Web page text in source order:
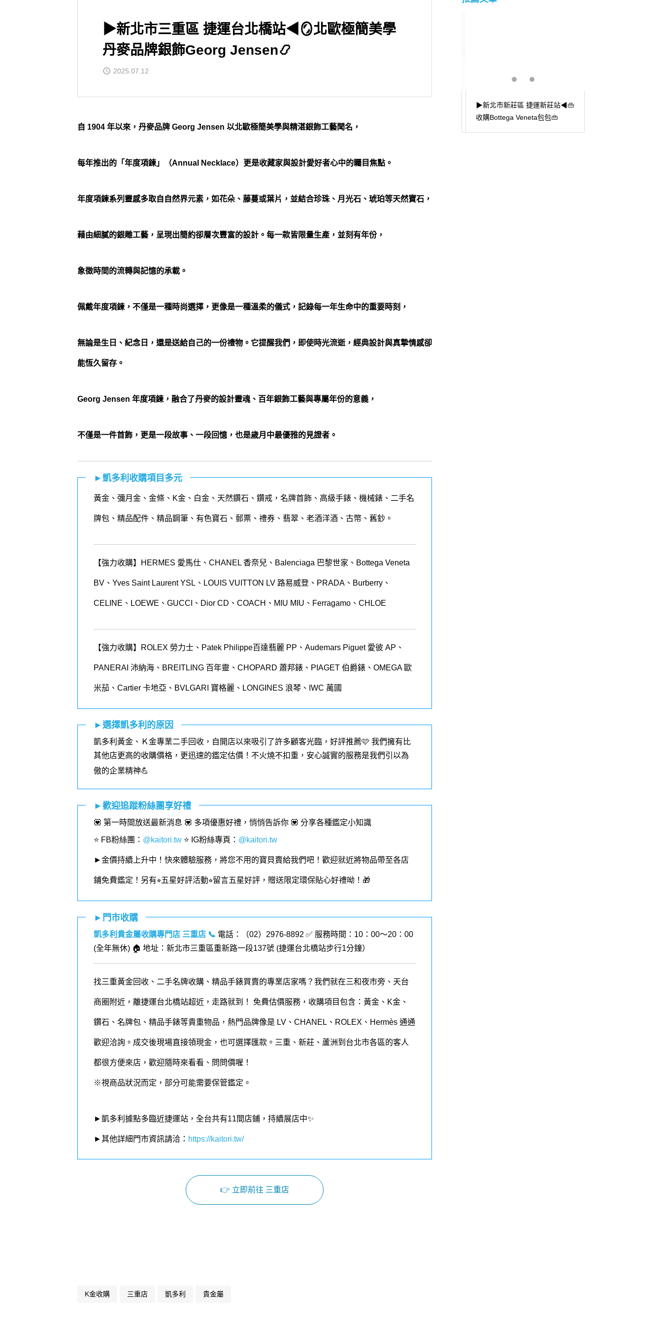
▶新北市三重區 捷運台北橋站◀🪞北歐極簡美學
丹麥品牌銀飾Georg Jensen📿
2025.07.12
自 1904 年以來，丹麥品牌 Georg Jensen 以北歐極簡美學與精湛銀飾工藝聞名，
每年推出的「年度項鍊」（Annual Necklace）更是收藏家與設計愛好者心中的矚目焦點。
年度項鍊系列靈感多取自自然界元素，如花朵、藤蔓或葉片，並結合珍珠、月光石、琥珀等天然寶石，
藉由細膩的銀雕工藝，呈現出簡約卻層次豐富的設計。每一款皆限量生產，並刻有年份，
象徵時間的流轉與記憶的承載。
佩戴年度項鍊，不僅是一種時尚選擇，更像是一種溫柔的儀式，記錄每一年生命中的重要時刻，
無論是生日、紀念日，還是送給自己的一份禮物。它提醒我們，即使時光流逝，經典設計與真摯情感卻
能恆久留存。
Georg Jensen 年度項鍊，融合了丹麥的設計靈魂、百年銀飾工藝與專屬年份的意義，
不僅是一件首飾，更是一段故事、一段回憶，也是歲月中最優雅的見證者。
►凱多利收購項目多元
黃金 、 彌月金 、 金條 、K金、白金、天然鑽石、鑽戒，名牌首飾、高級手錶、機械錶、二手名
牌包、精品配件、精品鋼筆、有色寶石、郵票、禮券、翡翠、老酒洋酒、古幣、舊鈔。
【強力收購】HERMES 愛馬仕、CHANEL 香奈兒、Balenciaga 巴黎世家、Bottega Veneta
BV、Yves Saint Laurent YSL、LOUIS VUITTON LV 路易威登、PRADA、Burberry、
CELINE、LOEWE、GUCCI、Dior CD、COACH、MIU MIU、Ferragamo、CHLOE
【強力收購】ROLEX 勞力士、 Patek Philippe百達翡麗 PP 、 Audemars Piguet 愛彼 AP 、
PANERAI 沛納海、 BREITLING 百年靈、 CHOPARD 蕭邦錶、 PIAGET 伯爵錶、 OMEGA 歐
米茄、 Cartier 卡地亞、 BVLGARI 寶格麗、 LONGINES 浪琴、 IWC 萬國
►選擇凱多利的原因
凱多利黃金、Ｋ金專業二手回收，自開店以來吸引了許多顧客光臨，好評推薦🩷 我們擁有比
其他店更高的收購價格，更迅速的鑑定估價！不火燒不扣重，安心誠實的服務是我們引以為
傲的企業精神💪
►歡迎追蹤粉絲團享好禮
💟 第一時間放送最新消息 💟 多項優惠好禮，悄悄告訴你 💟 分享各種鑑定小知識
⭐️ FB粉絲團 ： @kaitori.tw ⭐️ IG粉絲專頁 ： @kaitori.tw
►金價持續上升中！快來體驗服務，將您不用的寶貝賣給我們吧！歡迎就近將物品帶至各店
鋪免費鑑定！ 另有⭐︎五星好評活動⭐︎留言五星好評，贈送限定環保貼心好禮呦！🎁
►門市收購
凱多利貴金屬收購專門店 三重店 📞 電話：（02）2976-8892 ✅ 服務時間：10：00～20：00
(全年無休) 🏠 地址：新北市三重區重新路一段137號 (捷運台北橋站步行1分鐘）
找三重黃金回收、二手名牌收購、精品手錶買賣的專業店家嗎？我們就在三和夜市旁、天台
商圈附近，離捷運台北橋站超近，走路就到！ 免費估價服務，收購項目包含：黃金、K金、
鑽石、名牌包、精品手錶等貴重物品，熱門品牌像是 LV、CHANEL、ROLEX、Hermès 通通
歡迎洽詢。成交後現場直接領現金，也可選擇匯款。三重、新莊、蘆洲到台北市各區的客人
都很方便來店，歡迎隨時來看看、問問價喔！
※視商品狀況而定，部分可能需要保管鑑定。
►凱多利據點多臨近捷運站，全台共有11間店鋪，持續展店中✨
►其他詳細門市資訊請洽： https://kaitori.tw/
👉 立即前往 三重店
K金收購 三重店 凱多利 貴金屬
手錶回收
▶新北市新莊區 捷運新莊站◀👜
收購Bottega Veneta包包👜